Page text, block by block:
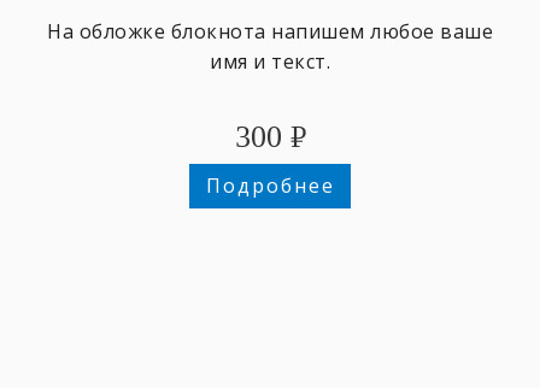
На обложке блокнота напишем любое ваше
имя и текст.
300 ₽
Подробнее